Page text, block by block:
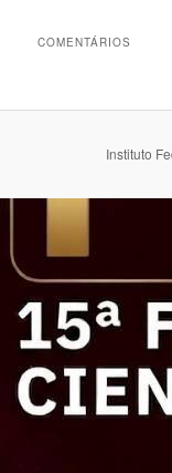
COMENTÁRIOS
Instituto